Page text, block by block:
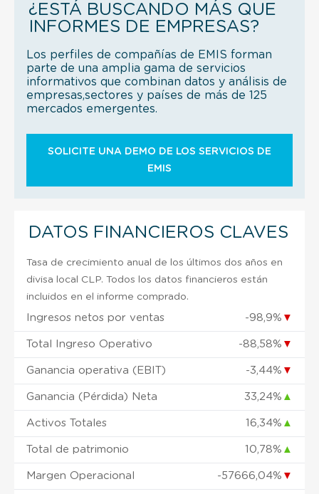
¿ESTÁ BUSCANDO MÁS QUE
INFORMES DE EMPRESAS?
Los perfiles de compañías de EMIS forman
parte de una amplia gama de servicios
informativos que combinan datos y análisis de
empresas,sectores y países de más de 125
mercados emergentes.
SOLICITE UNA DEMO DE LOS SERVICIOS DE
EMIS
DATOS FINANCIEROS CLAVES
Tasa de crecimiento anual de los últimos dos años en
divisa local CLP. Todos los datos financieros están
incluidos en el informe comprado.
Ingresos netos por ventas -98,9% ▼
Total Ingreso Operativo -88,58% ▼
Ganancia operativa (EBIT) -3,44% ▼
Ganancia (Pérdida) Neta 33,24% ▲
Activos Totales 16,34% ▲
Total de patrimonio 10,78% ▲
Margen Operacional -57666,04% ▼